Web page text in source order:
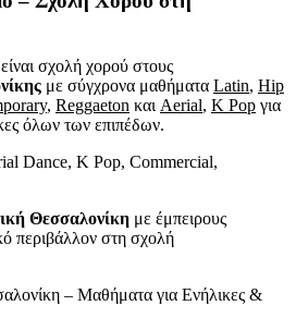
είναι σχολή χορού στους
με σύγχρονα μαθήματα Latin, Hip
, Reggaeton και Aerial, K Pop για
όλων των επιπέδων.
Dance, K Pop, Commercial,
Θεσσαλονίκη με έμπειρους
περιβάλλον στη σχολή